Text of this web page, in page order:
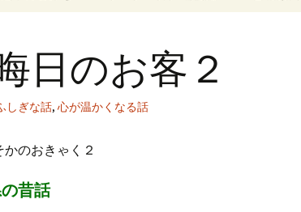
日のお客２
しぎな話, 心が温かくなる話
かのおきゃく２
昔話